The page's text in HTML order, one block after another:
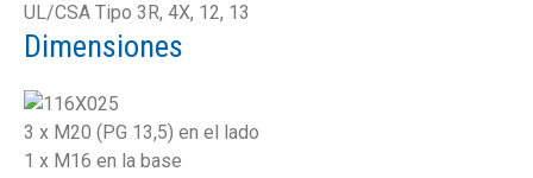
UL/CSA Tipo 3R, 4X, 12, 13
Dimensiones
3 x M20 (PG 13,5) en el lado
1 x M16 en la base